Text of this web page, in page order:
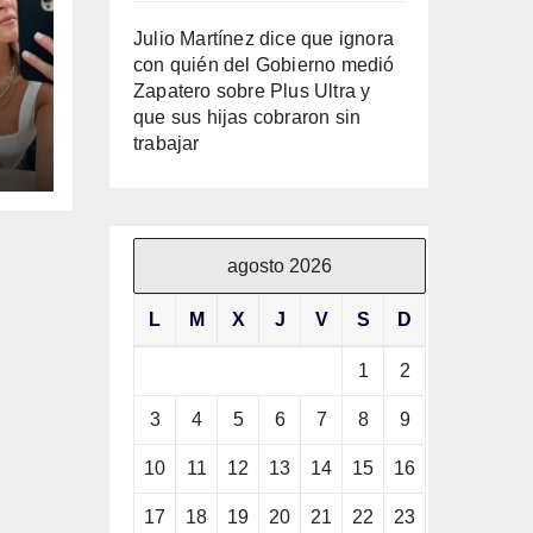
Julio Martínez dice que ignora
con quién del Gobierno medió
Zapatero sobre Plus Ultra y
que sus hijas cobraron sin
trabajar
agosto 2026
L M X J V S D
1 2
3 4 5 6 7 8 9
10 11 12 13 14 15 16
17 18 19 20 21 22 23